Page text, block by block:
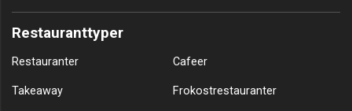
Restauranttyper
Restauranter Cafeer
Takeaway Frokostrestauranter